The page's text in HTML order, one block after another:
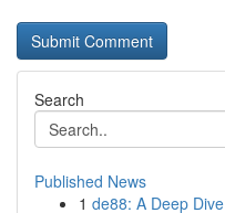
Search
Published News
1 de88: A Deep Dive